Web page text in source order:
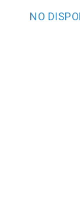
Contactanos
NO